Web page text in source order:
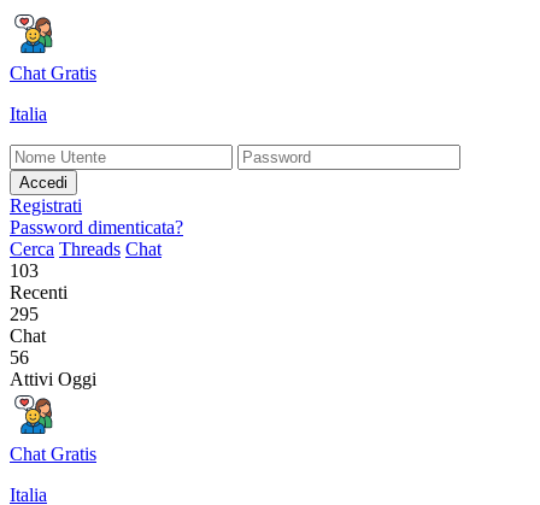
Chat Gratis
Italia
Accedi
Registrati
Password dimenticata?
Cerca Threads Chat
103
Recenti
295
Chat
56
Attivi Oggi
Chat Gratis
Italia